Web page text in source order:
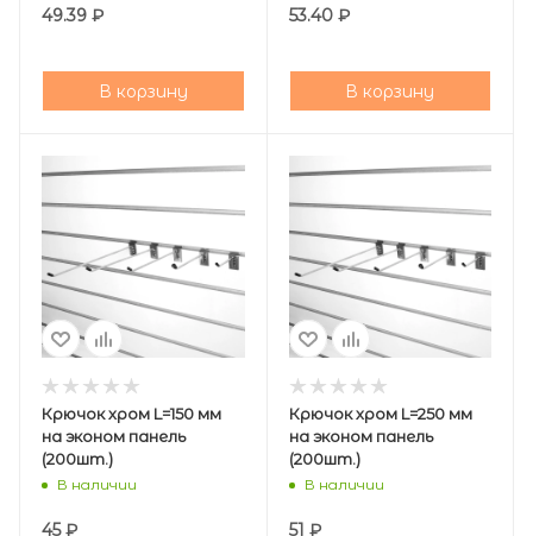
49.39 ₽
В корзину
53.40₽
В корзину
Крючок хром L=150 мм
на эконом панель
(200шт.)
В наличии
45₽
Крючок хром L=250 мм
на эконом панель
(200шт.)
В наличии
51 ₽